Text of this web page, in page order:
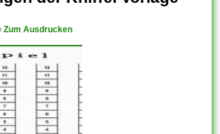
Zum Ausdrucken